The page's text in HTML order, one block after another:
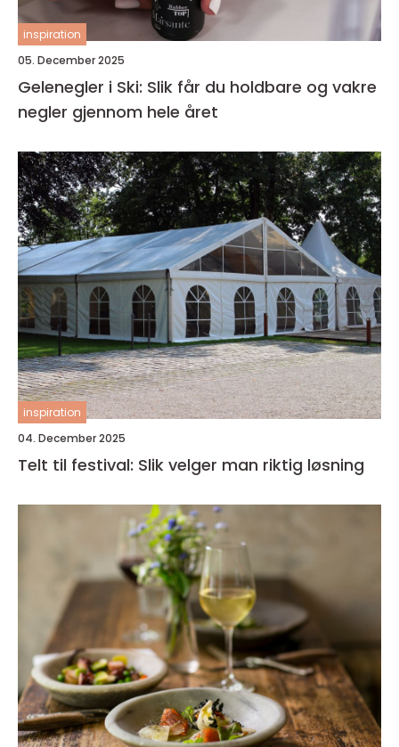
inspiration
05. December 2025
Gelenegler i Ski: Slik får du holdbare og vakre
negler gjennom hele året
inspiration
04. December 2025
Telt til festival: Slik velger man riktig løsning